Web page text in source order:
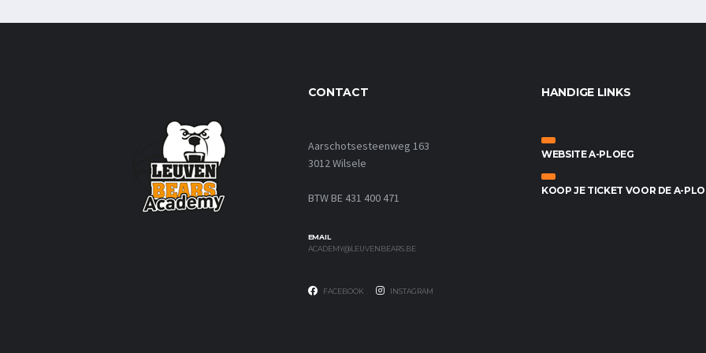
CONTACT
Aarschotsesteenweg 163
3012 Wilsele
BTW BE 431 400 471
EMAIL
ACADEMY@LEUVENBEARS.BE
FACEBOOK INSTAGRAM
HANDIGE LINKS
WEBSITE A-PLOEG
KOOP JE TICKET VOOR DE A-